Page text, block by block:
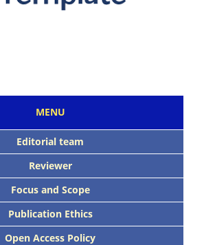
MENU
Editorial team
Reviewer
Focus and Scope
Publication Ethics
Open Access Policy